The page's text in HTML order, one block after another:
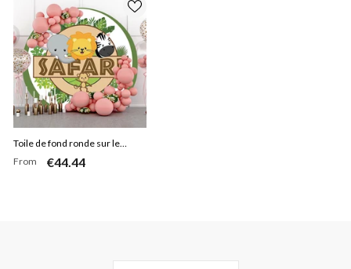
Toile de fond ronde sur le
thème de la jungle Safari pour la
From €44.44